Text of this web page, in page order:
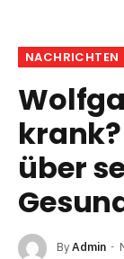
NACHRICHTEN
über
ByAdmin